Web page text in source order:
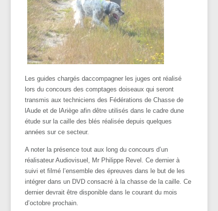
Les guides chargés daccompagner les juges ont réalisé
lors du concours des comptages doiseaux qui seront
transmis aux techniciens des Fédérations de Chasse de
lAude et de lAriège afin dêtre utilisés dans le cadre dune
étude sur la caille des blés réalisée depuis quelques
années sur ce secteur.
A noter la présence tout aux long du concours d’un
réalisateur Audiovisuel, Mr Philippe Revel. Ce dernier à
suivi et filmé l’ensemble des épreuves dans le but de les
intégrer dans un DVD consacré à la chasse de la caille. Ce
dernier devrait être disponible dans le courant du mois
d’octobre prochain.